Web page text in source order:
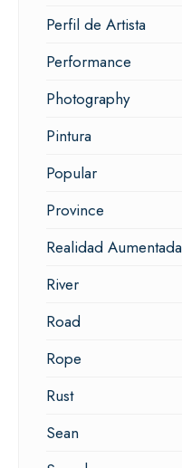
Perfil de Artista
Performance
Photography
Pintura
Popular
Province
Realidad Aumentada
River
Road
Rope
Rust
Sean